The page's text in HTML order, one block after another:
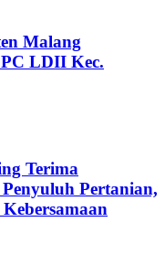
Malang
LDII Kec.
Terima
Pertanian,